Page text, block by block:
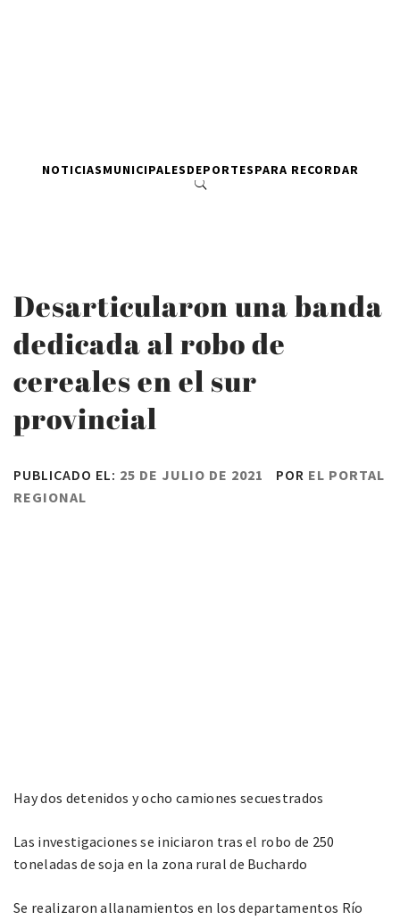
NOTICIASMUNICIPALESDEPORTESPARA RECORDAR
Desarticularon una banda
dedicada al robo de
cereales en el sur
provincial
PUBLICADO EL: 25 DE JULIO DE 2021 POR EL PORTAL
REGIONAL
Hay dos detenidos y ocho camiones secuestrados
Las investigaciones se iniciaron tras el robo de 250
toneladas de soja en la zona rural de Buchardo
Se realizaron allanamientos en los departamentos Río